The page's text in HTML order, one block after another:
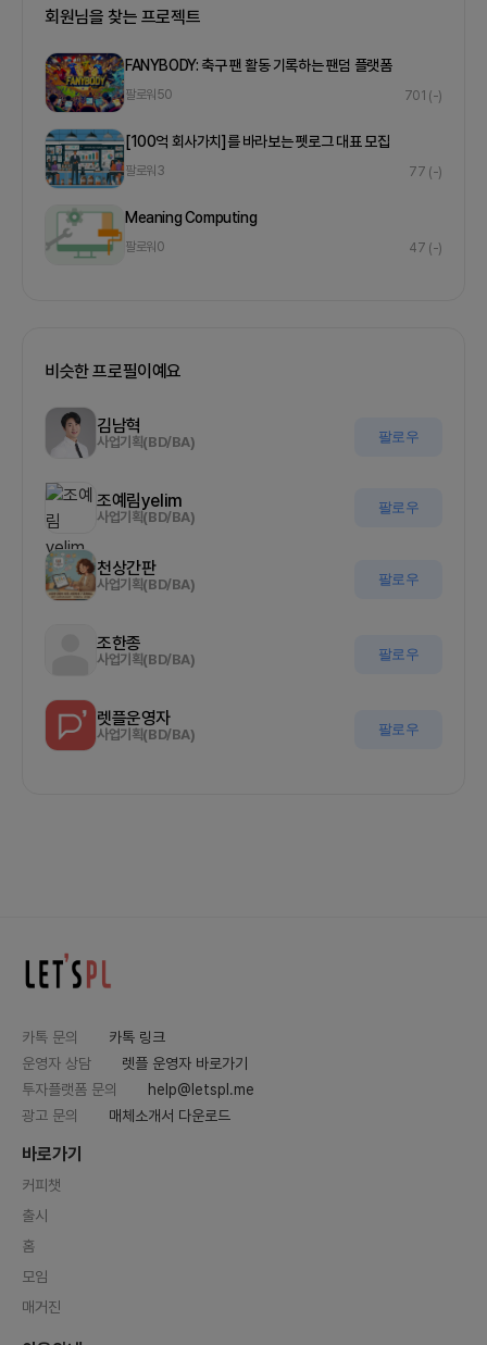
회원님을 찾는 프로젝트
FANYBODY: 축구 팬 활동 기록하는 팬덤 플랫폼
팔로워 50 701 (-)
[100억 회사가치]를 바라보는 펫로그 대표 모집
팔로워 3 77 (-)
Meaning Computing
팔로워 0 47 (-)
비슷한 프로필이예요
김남혁
사업기획(BD/BA) 팔로우
조예림yelim
사업기획(BD/BA)
팔로우
천상간판
사업기획(BD/BA) 팔로우
조한종
사업기획(BD/BA) 팔로우
렛플운영자
사업기획(BD/BA) 팔로우
카톡 문의
카톡 링크
운영자 상담
렛플 운영자 바로가기
투자플랫폼 문의
help@letspl.me
광고 문의
매체소개서 다운로드
바로가기
커피챗
출시
홈
모임
매거진